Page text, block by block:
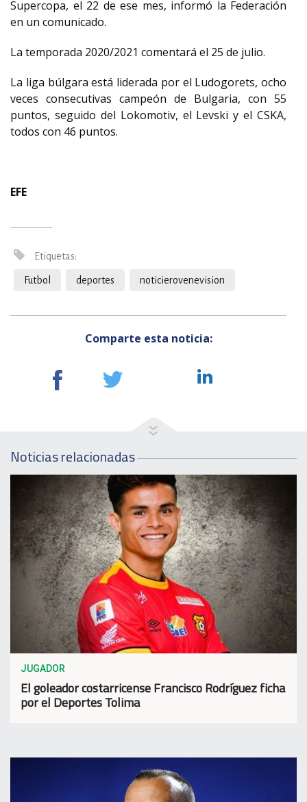
Supercopa, el 22 de ese mes, informó la Federación
en un comunicado.
La temporada 2020/2021 comentará el 25 de julio.
La liga búlgara está liderada por el Ludogorets, ocho
veces consecutivas campeón de Bulgaria, con 55
puntos, seguido del Lokomotiv, el Levski y el CSKA,
todos con 46 puntos.
EFE
Etiquetas:
Futbol deportes noticierovenevision
Comparte esta noticia:
Noticias relacionadas
JUGADOR
El goleador costarricense Francisco Rodríguez ficha
por el Deportes Tolima